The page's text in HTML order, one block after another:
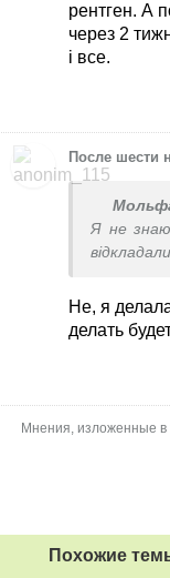
рентген. А
через 2
і все.
После шести
Я не знаю
а через
гіпс і все.
Не, я
делать
Мнения, изложенные в
Похожие